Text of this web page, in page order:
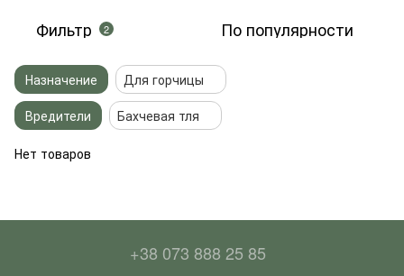
Фильтр 2 По популярности
Назначение
Для горчицы
Вредители
Бахчевая тля
Нет товаров
+38 073 888 25 85